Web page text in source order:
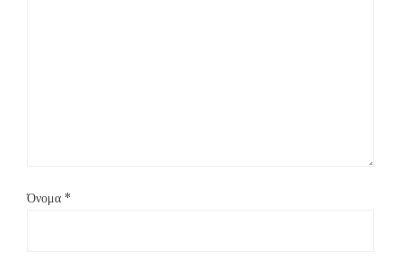
Όνομα *